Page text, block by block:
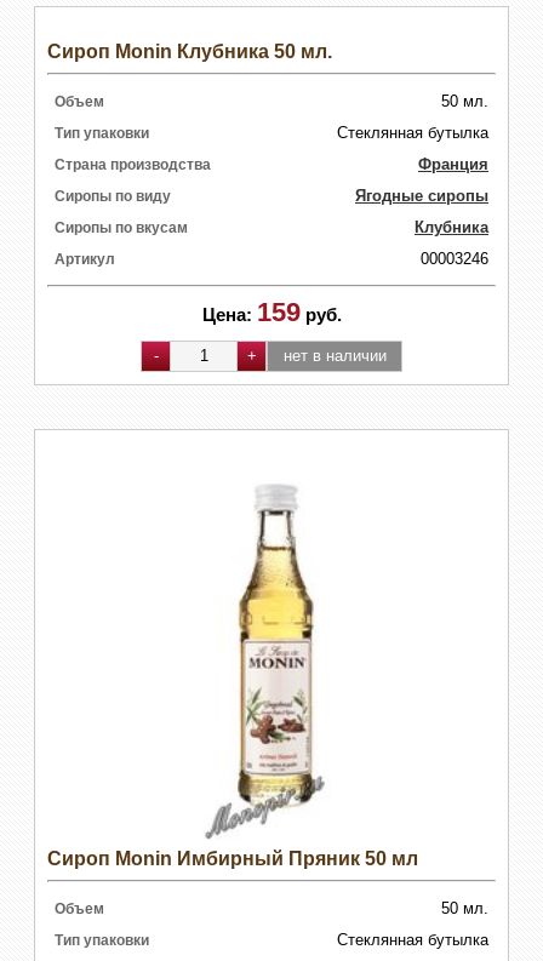
Сироп Monin Клубника 50 мл.
Объем 50 мл.
Тип упаковки Стеклянная бутылка
Страна производства Франция
Сиропы по виду Ягодные сиропы
Сиропы по вкусам Клубника
Артикул 00003246
Цена: 159 руб.
Сироп Monin Имбирный Пряник 50 мл
Объем 50 мл.
Тип упаковки Стеклянная бутылка